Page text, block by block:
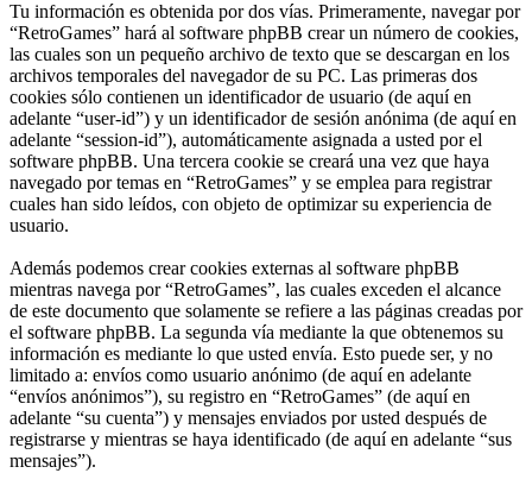
Tu información es obtenida por dos vías. Primeramente, navegar por
“RetroGames” hará al software phpBB crear un número de cookies,
las cuales son un pequeño archivo de texto que se descargan en los
archivos temporales del navegador de su PC. Las primeras dos
cookies sólo contienen un identificador de usuario (de aquí en
adelante “user-id”) y un identificador de sesión anónima (de aquí en
adelante “session-id”), automáticamente asignada a usted por el
software phpBB. Una tercera cookie se creará una vez que haya
navegado por temas en “RetroGames” y se emplea para registrar
cuales han sido leídos, con objeto de optimizar su experiencia de
usuario.
Además podemos crear cookies externas al software phpBB
mientras navega por “RetroGames”, las cuales exceden el alcance
de este documento que solamente se refiere a las páginas creadas por
el software phpBB. La segunda vía mediante la que obtenemos su
información es mediante lo que usted envía. Esto puede ser, y no
limitado a: envíos como usuario anónimo (de aquí en adelante
“envíos anónimos”), su registro en “RetroGames” (de aquí en
adelante “su cuenta”) y mensajes enviados por usted después de
registrarse y mientras se haya identificado (de aquí en adelante “sus
mensajes”).